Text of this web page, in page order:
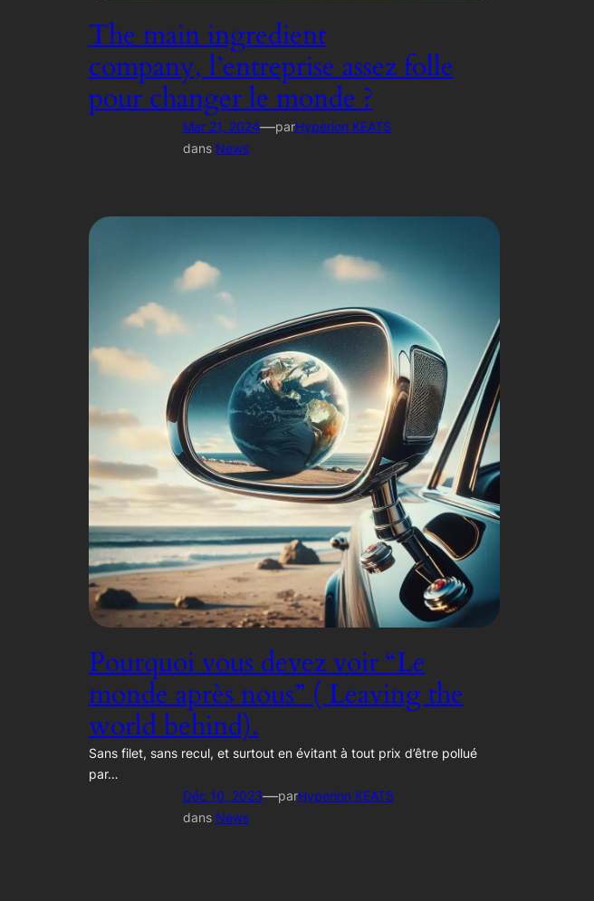
The main ingredient
company, l’entreprise assez folle
pour changer le monde ?
Mar 21, 2024—parHyperion KEATS
dans News
Pourquoi vous devez voir “Le
monde après nous” ( Leaving the
world behind).
Sans filet, sans recul, et surtout en évitant à tout prix d’être pollué
par…
Déc 10, 2023—parHyperion KEATS
dans News